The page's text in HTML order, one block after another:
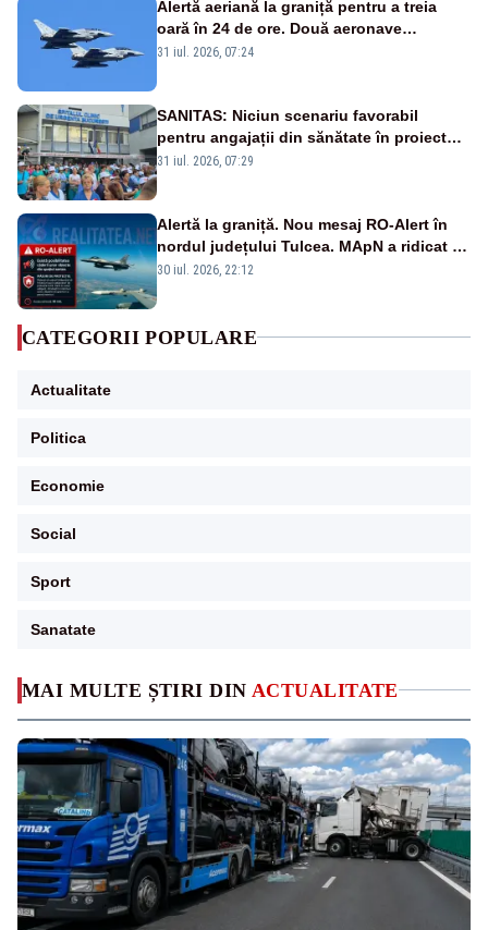
MAI MULTE ȘTIRI DIN ACTUALITATE
Alertă aeriană la graniță pentru a treia
oară în 24 de ore. Două aeronave
Eurofighter britanice au fost ridicate de la
31 iul. 2026, 07:24
SANITAS: Niciun scenariu favorabil
pentru angajații din sănătate în proiectul
Legii salarizării
31 iul. 2026, 07:29
Alertă la graniță. Nou mesaj RO-Alert în
nordul județului Tulcea. MApN a ridicat de
la sol două avioane F-16
30 iul. 2026, 22:12
CATEGORII POPULARE
Actualitate
Politica
Economie
Social
Sport
Sanatate